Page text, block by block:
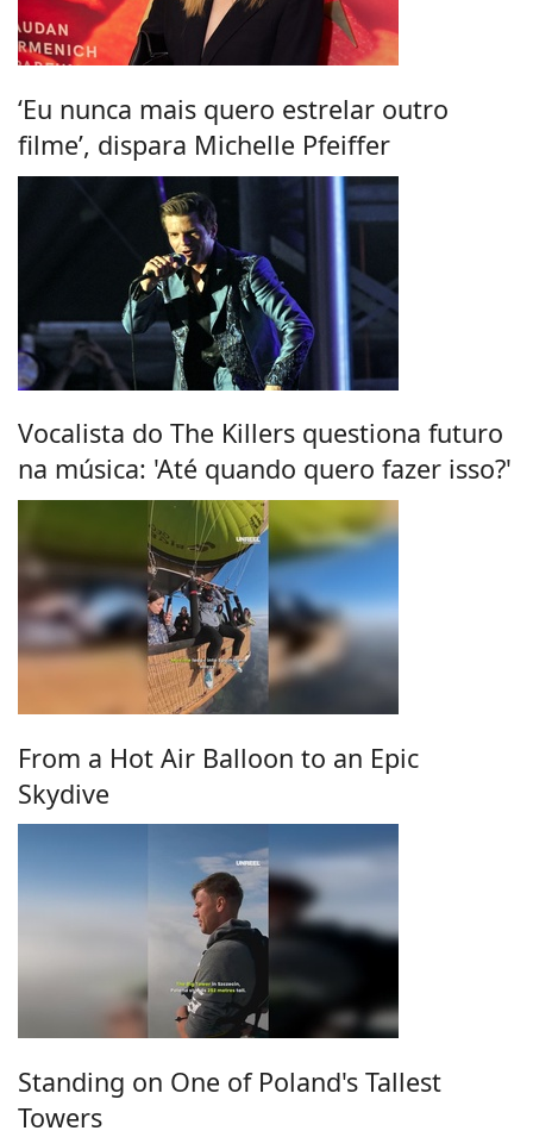
‘Eu nunca mais quero estrelar outro
filme’, dispara Michelle Pfeiffer
Vocalista do The Killers questiona futuro
na música: 'Até quando quero fazer isso?'
From a Hot Air Balloon to an Epic
Skydive
Standing on One of Poland's Tallest
Towers